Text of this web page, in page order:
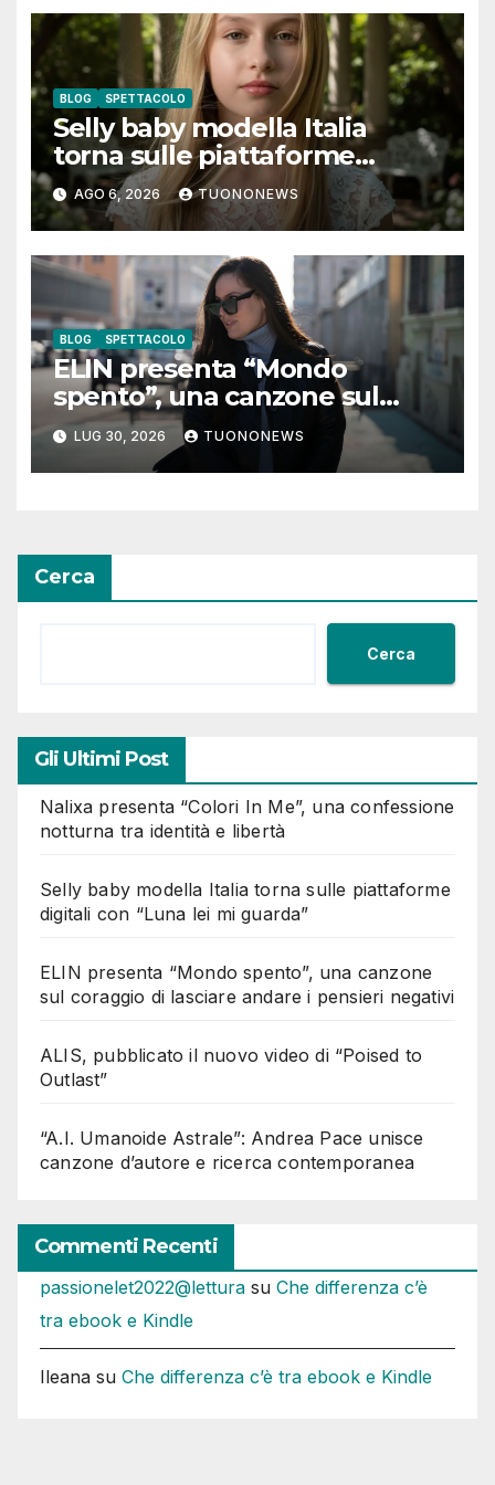
BLOG SPETTACOLO
Selly baby modella Italia
torna sulle piattaforme
digitali con “Luna lei mi
guarda”
AGO 6, 2026 TUONONEWS
BLOG SPETTACOLO
ELIN presenta “Mondo
spento”, una canzone sul
coraggio di lasciare andare i
pensieri negativi
LUG 30, 2026 TUONONEWS
Cerca
Cerca
Gli Ultimi Post
Nalixa presenta “Colori In Me”, una confessione
notturna tra identità e libertà
Selly baby modella Italia torna sulle piattaforme
digitali con “Luna lei mi guarda”
ELIN presenta “Mondo spento”, una canzone
sul coraggio di lasciare andare i pensieri negativi
ALIS, pubblicato il nuovo video di “Poised to
Outlast”
“A.I. Umanoide Astrale”: Andrea Pace unisce
canzone d’autore e ricerca contemporanea
Commenti Recenti
passionelet2022@lettura su Che differenza c’è
tra ebook e Kindle
Ileana su Che differenza c’è tra ebook e Kindle